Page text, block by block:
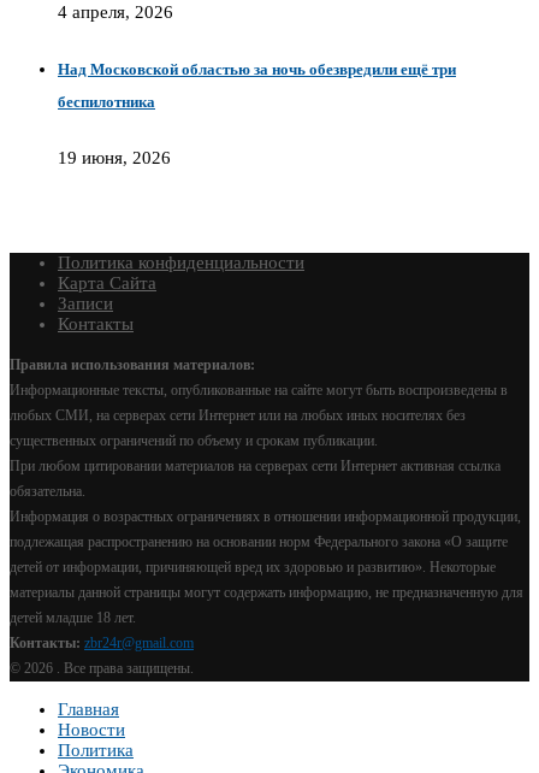
4 апреля, 2026
Над Московской областью за ночь обезвредили ещё три
беспилотника
19 июня, 2026
Политика конфиденциальности
Карта Сайта
Записи
Контакты
Правила использования материалов:
Информационные тексты, опубликованные на сайте могут быть воспроизведены в
любых СМИ, на серверах сети Интернет или на любых иных носителях без
существенных ограничений по объему и срокам публикации.
При любом цитировании материалов на серверах сети Интернет активная ссылка
обязательна.
Информация о возрастных ограничениях в отношении информационной продукции,
подлежащая распространению на основании норм Федерального закона «О защите
детей от информации, причиняющей вред их здоровью и развитию». Некоторые
материалы данной страницы могут содержать информацию, не предназначенную для
детей младше 18 лет.
Контакты: zbr24r@gmail.com
© 2026 . Все права защищены.
Главная
Новости
Политика